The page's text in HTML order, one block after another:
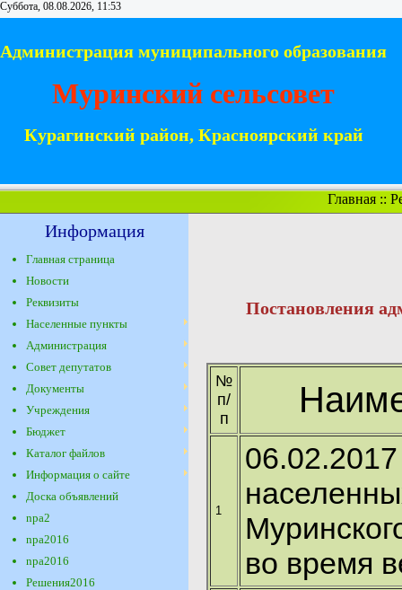
Суббота, 08.08.2026, 11:53
Администрация муниципального образования
Муринский сельсовет
Курагинский район, Красноярский край
Главная::
Информация
Главная страница
Новости
Реквизиты
Населенные пункты
Администрация
Совет депутатов
Документы
Учреждения
Бюджет
Каталог файлов
Информация о сайте
Доска объявлений
npa2
npa2016
npa2016
Решения2016
Постановления
№
п/
п
1
во время